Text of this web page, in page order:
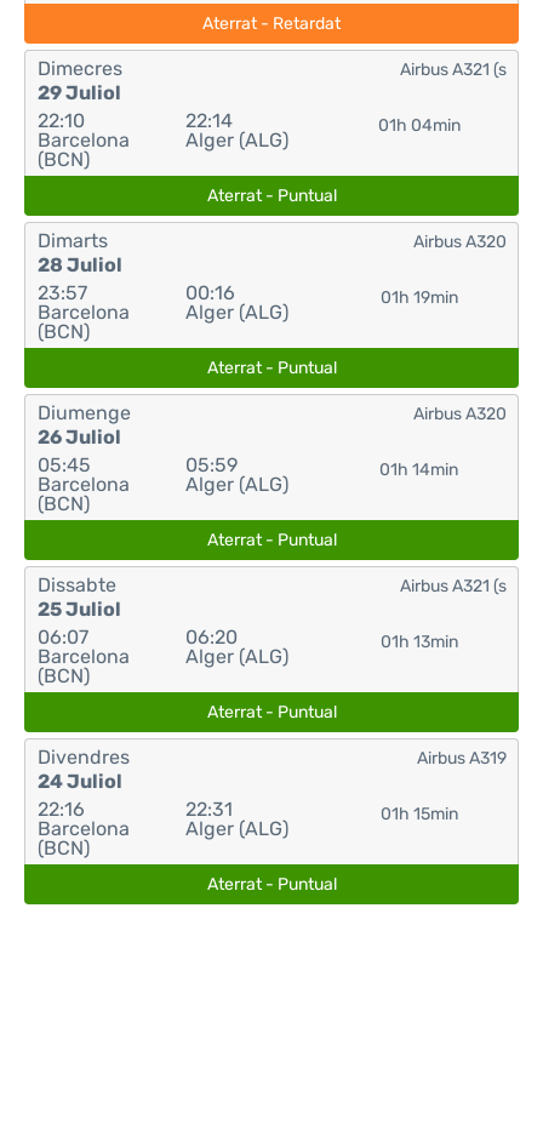
Aterrat - Retardat
Dimecres
29 Juliol
22:10
Barcelona
(BCN)
22:14
Alger (ALG)
01h 04min
Airbus A321 (s
Aterrat - Puntual
Dimarts
28 Juliol
23:57
Barcelona
(BCN)
00:16
Alger (ALG)
01h 19min
Airbus A320
Aterrat - Puntual
Diumenge
26 Juliol
05:45
Barcelona
(BCN)
05:59
Alger (ALG)
01h 14min
Airbus A320
Aterrat - Puntual
Dissabte
25 Juliol
06:07
Barcelona
(BCN)
06:20
Alger (ALG)
01h 13min
Airbus A321 (s
Aterrat - Puntual
Divendres
24 Juliol
22:16
Barcelona
(BCN)
22:31
Alger (ALG)
01h 15min
Airbus A319
Aterrat - Puntual